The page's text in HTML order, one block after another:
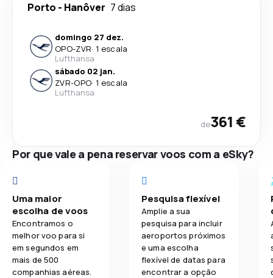
Porto - Hanôver 7 dias
domingo 27 dez.
OPO-ZVR· 1 escala
Lufthansa
sábado 02 jan.
ZVR-OPO· 1 escala
Lufthansa
de361 €
Por que vale a pena reservar voos com a eSky?
Uma maior
escolha de voos
Encontramos o
melhor voo para si
em segundos em
mais de 500
companhias aéreas.
Pesquisa flexível
Amplie a sua
pesquisa para incluir
aeroportos próximos
e uma escolha
flexível de datas para
encontrar a opção